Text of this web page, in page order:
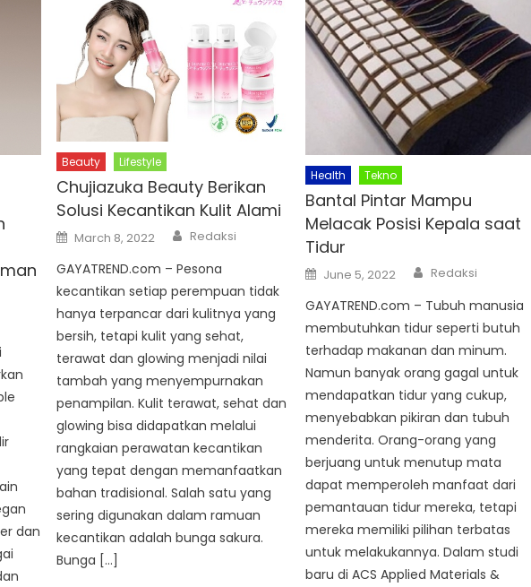
dan
Beauty Lifestyle
Chujiazuka Beauty Berikan
Solusi Kecantikan Kulit Alami
Posted
on
March 8, 2022 Author
Redaksi
GAYATREND.com – Pesona
kecantikan setiap perempuan tidak
hanya terpancar dari kulitnya yang
bersih, tetapi kulit yang sehat,
terawat dan glowing menjadi nilai
tambah yang menyempurnakan
penampilan. Kulit terawat, sehat dan
glowing bisa didapatkan melalui
rangkaian perawatan kecantikan
yang tepat dengan memanfaatkan
bahan tradisional. Salah satu yang
sering digunakan dalam ramuan
kecantikan adalah bunga sakura.
Bunga […]
Health Tekno
Bantal Pintar Mampu
Melacak Posisi Kepala saat
Tidur
Posted
on
June 5, 2022 Author
Redaksi
GAYATREND.com – Tubuh manusia
membutuhkan tidur seperti butuh
terhadap makanan dan minum.
Namun banyak orang gagal untuk
mendapatkan tidur yang cukup,
menyebabkan pikiran dan tubuh
menderita. Orang-orang yang
berjuang untuk menutup mata
dapat memperoleh manfaat dari
pemantauan tidur mereka, tetapi
mereka memiliki pilihan terbatas
untuk melakukannya. Dalam studi
baru di ACS Applied Materials &